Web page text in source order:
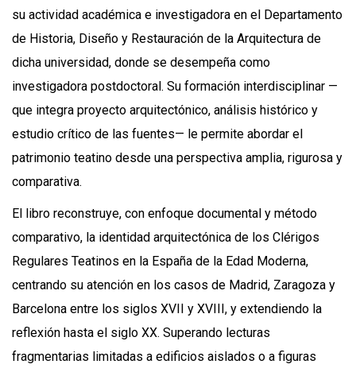
su actividad académica e investigadora en el Departamento
de Historia, Diseño y Restauración de la Arquitectura de
dicha universidad, donde se desempeña como
investigadora postdoctoral. Su formación interdisciplinar —
que integra proyecto arquitectónico, análisis histórico y
estudio crítico de las fuentes— le permite abordar el
patrimonio teatino desde una perspectiva amplia, rigurosa y
comparativa.
El libro reconstruye, con enfoque documental y método
comparativo, la identidad arquitectónica de los Clérigos
Regulares Teatinos en la España de la Edad Moderna,
centrando su atención en los casos de Madrid, Zaragoza y
Barcelona entre los siglos XVII y XVIII, y extendiendo la
reflexión hasta el siglo XX. Superando lecturas
fragmentarias limitadas a edificios aislados o a figuras